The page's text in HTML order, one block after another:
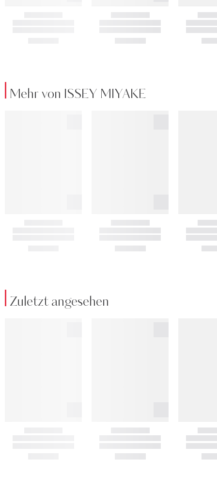
Mehr von ISSEY MIYAKE
Zuletzt angesehen